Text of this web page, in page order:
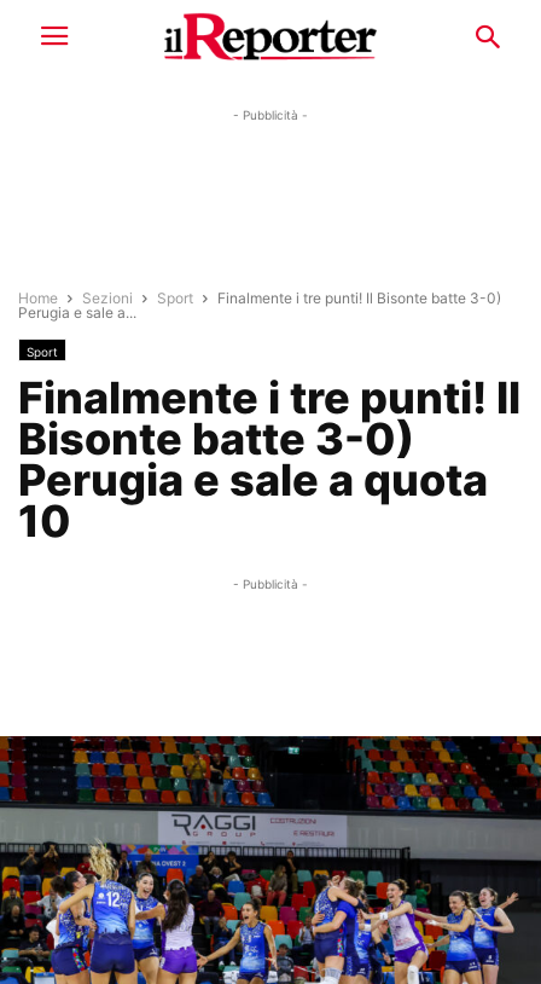
- Pubblicità -
Home Sezioni Sport
Finalmente i tre punti! Il Bisonte batte 3-0)
Perugia e sale a...
Sport
Finalmente i tre punti! Il
Bisonte batte 3-0)
Perugia e sale a quota
10
- Pubblicità -